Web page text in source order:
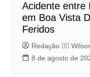
Acidente entre
em Boa Vista
Feridos
Redação 👨‍⚖️​
8 de agosto de